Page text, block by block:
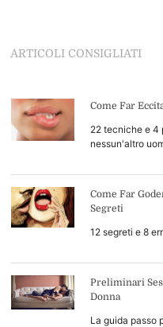
ARTICOLI CONSIGLIATI
Come Far
22 tecniche e 4
nessun'altro
Come Far
Segreti
12 segreti e 8
Preliminari
Donna
La guida passo